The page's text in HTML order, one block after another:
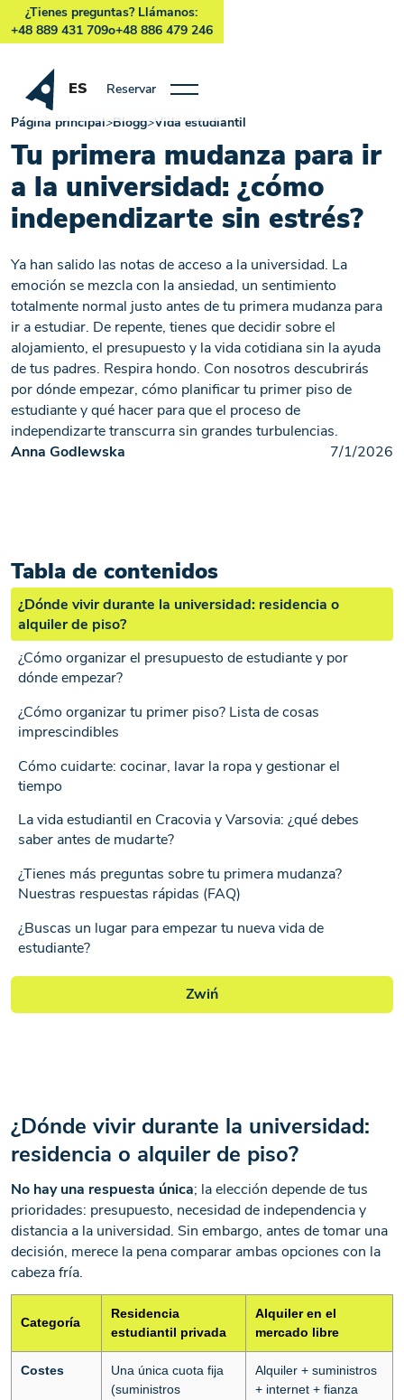
¿Tienes preguntas? Llámanos:
+48 889 431 709o+48 886 479 246
ES
Reservar
Página principal>Blogg>Vida estudiantil
Tu primera mudanza para ir
a la universidad: ¿cómo
independizarte sin estrés?
Ya han salido las notas de acceso a la universidad. La
emoción se mezcla con la ansiedad, un sentimiento
totalmente normal justo antes de tu primera mudanza para
ir a estudiar. De repente, tienes que decidir sobre el
alojamiento, el presupuesto y la vida cotidiana sin la ayuda
de tus padres. Respira hondo. Con nosotros descubrirás
por dónde empezar, cómo planificar tu primer piso de
estudiante y qué hacer para que el proceso de
independizarte transcurra sin grandes turbulencias.
Anna Godlewska
7/1/2026
Tabla de contenidos
¿Dónde vivir durante la universidad: residencia o
alquiler de piso?
¿Cómo organizar el presupuesto de estudiante y por
dónde empezar?
¿Cómo organizar tu primer piso? Lista de cosas
imprescindibles
Cómo cuidarte: cocinar, lavar la ropa y gestionar el
tiempo
La vida estudiantil en Cracovia y Varsovia: ¿qué debes
saber antes de mudarte?
¿Tienes más preguntas sobre tu primera mudanza?
Nuestras respuestas rápidas (FAQ)
¿Buscas un lugar para empezar tu nueva vida de
estudiante?
Zwiń
¿Dónde vivir durante la universidad:
residencia o alquiler de piso?
No hay una respuesta única; la elección depende de tus
prioridades: presupuesto, necesidad de independencia y
distancia a la universidad. Sin embargo, antes de tomar una
decisión, merece la pena comparar ambas opciones con la
cabeza fría.
Categoría
Residencia
estudiantil privada
Alquiler en el
mercado libre
Costes
Una única cuota fija
(suministros
Alquiler + suministros
+ internet + fianza